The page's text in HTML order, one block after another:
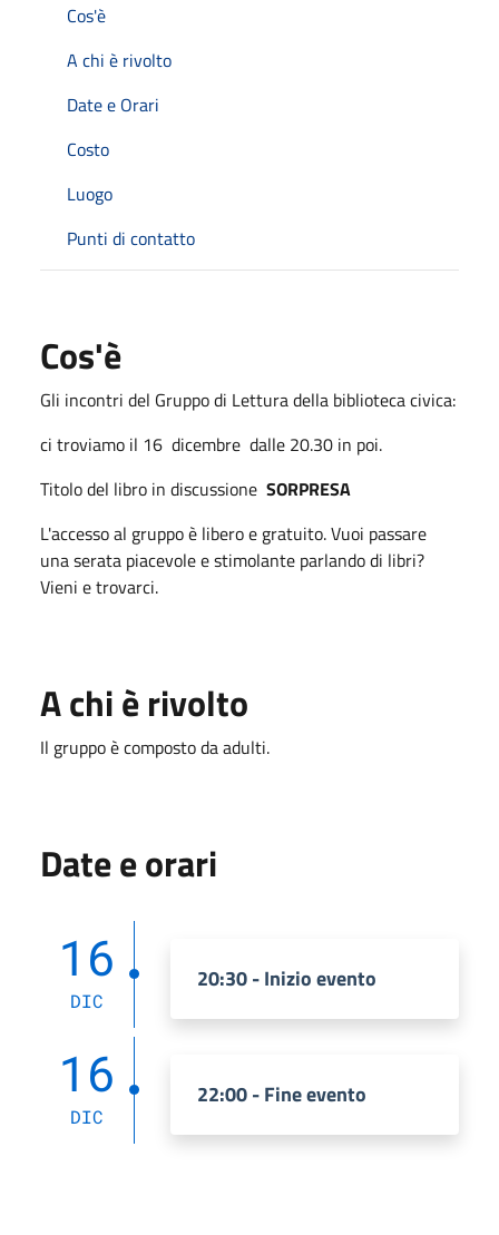
Cos'è
A chi è rivolto
Date e Orari
Costo
Luogo
Punti di contatto
Cos'è
Gli incontri del Gruppo di Lettura della biblioteca civica:
ci troviamo il 16 dicembre dalle 20.30 in poi.
Titolo del libro in discussione SORPRESA
L'accesso al gruppo è libero e gratuito. Vuoi passare
una serata piacevole e stimolante parlando di libri?
Vieni e trovarci.
A chi è rivolto
Il gruppo è composto da adulti.
Date e orari
16
DIC
20:30 - Inizio evento
16
DIC
22:00 - Fine evento